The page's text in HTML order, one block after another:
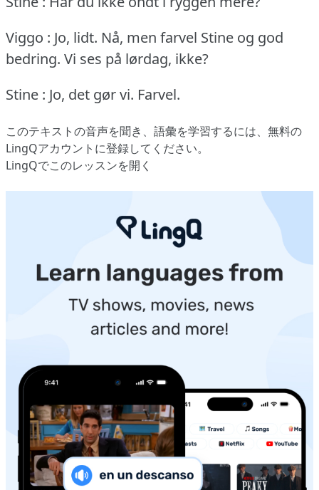
Viggo : Jo, lidt. Nå, men farvel Stine og god
bedring. Vi ses på lørdag, ikke?
Stine : Jo, det gør vi. Farvel.
このテキストの音声を聞き、語彙を学習するには、 無料の
LingQアカウントに登録してください。
LingQでこのレッスンを開く